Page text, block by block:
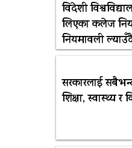
विदेशी
लिएका कलेज
नियमावली
सरकारलाई
शिक्षा, स्वास्थ्य र